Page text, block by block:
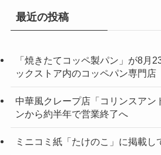
最近の投稿
「焼きたてコッペ製パン」が8月
ックストア内のコッペパン専門店
中華風クレープ店「コリンスアン
ンから約半年で営業終了へ
ミニコミ紙「たけのこ」に掲載し